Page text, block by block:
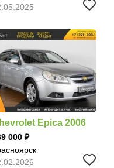
Epica 2006
000